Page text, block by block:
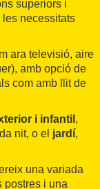
superiors i
necessitats
ara televisió, aire
amb opció de
com amb llit de
i infantil ,
nit, o el jardí,
una variada
postres i una